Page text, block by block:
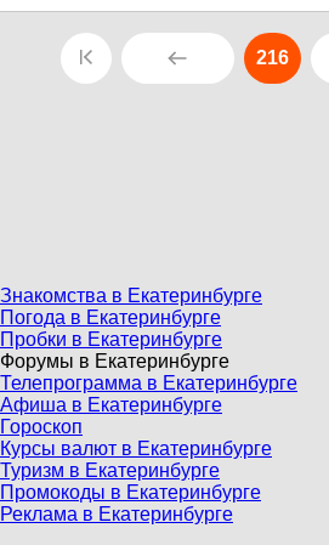
216
Знакомства в Екатеринбурге
Погода в Екатеринбурге
Пробки в Екатеринбурге
Форумы в Екатеринбурге
Телепрограмма в Екатеринбурге
Афиша в Екатеринбурге
Гороскоп
Курсы валют в Екатеринбурге
Туризм в Екатеринбурге
Промокоды в Екатеринбурге
Реклама в Екатеринбурге